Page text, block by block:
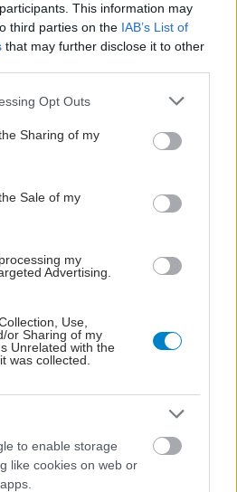
This information may
third parties on the IAB’s List of
that may further disclose it to other
app uses one or more Google
usage behaviour. You may click to
and its third-party tags to
purposes in below Google
Opt Outs
Sharing of my
Sale of my
my
Advertising.
Use,
or Sharing of my
Unrelated with the
was collected.
to enable storage
like cookies on web or
θεραπεία φάνηκε το ίδιο
για τη Σκλήρυνση Κατά
Πλάκας
και φαρμακευτικά
μανιτάρια